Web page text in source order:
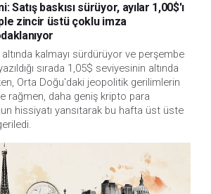
Satış baskısı sürüyor, ayılar 1,00$'ı
zincir üstü çoklu imza
altında kalmayı sürdürüyor ve perşembe
sırada 1,05$ seviyesinin altında
Orta Doğu'daki jeopolitik gerilimlerin
rağmen, daha geniş kripto para
hissiyatı yansıtarak bu hafta üst üste